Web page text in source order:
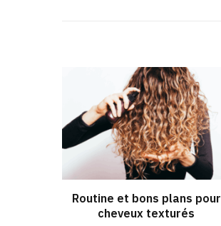
Routine et bons plans pour
cheveux texturés